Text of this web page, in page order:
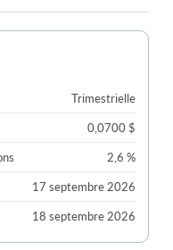
Trimestrielle
0,0700 $
2,6 %
17 septembre 2026
18 septembre 2026